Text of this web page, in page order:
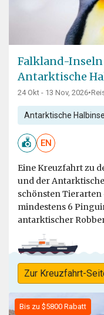
Falkland-
Antarktische
24 Okt - 13 Nov, 2026•
Antarktische Halbinsel
EN
Eine Kreuzfahrt zu
und der
schönsten Tierarten
mindestens 6
antarktischer
Zur Kreuzfahrt-
Bis zu $5800 Rabatt